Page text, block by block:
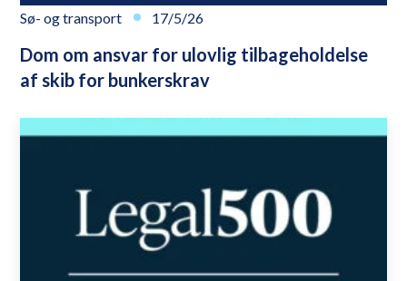
Sø- og transport 17/5/26
Dom om ansvar for ulovlig tilbageholdelse
af skib for bunkerskrav